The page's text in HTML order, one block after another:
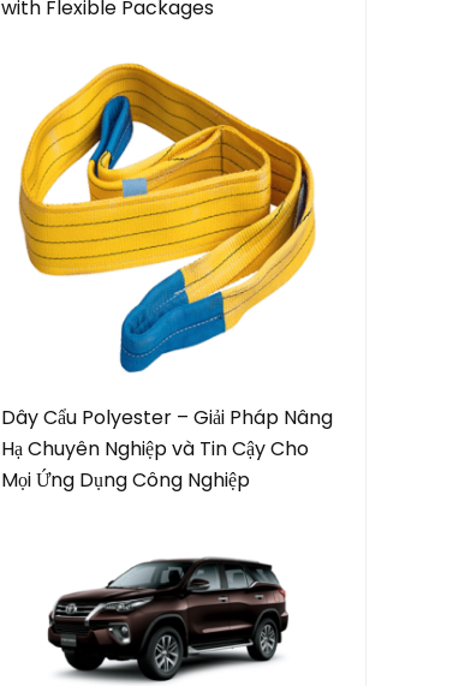
with Flexible Packages
Dây Cẩu Polyester – Giải Pháp Nâng
Hạ Chuyên Nghiệp và Tin Cậy Cho
Mọi Ứng Dụng Công Nghiệp